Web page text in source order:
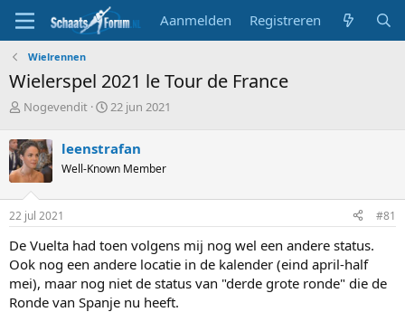
Aanmelden Registreren
Wielrennen
Wielerspel 2021 le Tour de France
T
p
i
c
s
t
a
t
e
r
Nogevendit
S
r
t
a
m
22 jun 2021
leenstrafan
Well-Known Member
22 jul 2021 #81
De Vuelta had toen volgens mij nog wel een andere status.
Ook nog een andere locatie in de kalender (eind april-half
mei), maar nog niet de status van "derde grote ronde" die de
Ronde van Spanje nu heeft.